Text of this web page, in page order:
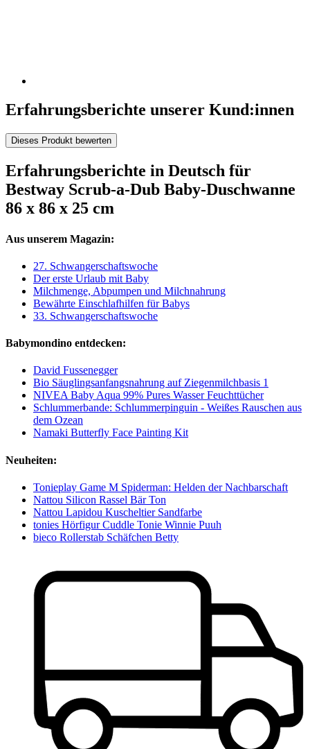
Erfahrungsberichte unserer Kund:innen
Dieses Produkt bewerten
Erfahrungsberichte in Deutsch für
Bestway Scrub-a-Dub Baby-Duschwanne
86 x 86 x 25 cm
Aus unserem Magazin:
27. Schwangerschaftswoche
Der erste Urlaub mit Baby
Milchmenge, Abpumpen und Milchnahrung
Bewährte Einschlafhilfen für Babys
33. Schwangerschaftswoche
Babymondino entdecken:
David Fussenegger
Bio Säuglingsanfangsnahrung auf Ziegenmilchbasis 1
NIVEA Baby Aqua 99% Pures Wasser Feuchttücher
Schlummerbande: Schlummerpinguin - Weißes Rauschen aus
dem Ozean
Namaki Butterfly Face Painting Kit
Neuheiten:
Tonieplay Game M Spiderman: Helden der Nachbarschaft
Nattou Silicon Rassel Bär Ton
Nattou Lapidou Kuscheltier Sandfarbe
tonies Hörfigur Cuddle Tonie Winnie Puuh
bieco Rollerstab Schäfchen Betty